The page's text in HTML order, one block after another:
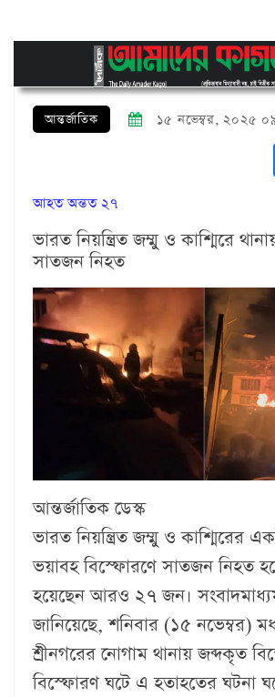
আন্তর্জাতিক ১৫ নভেম্বর, ২০২৫
আহত অন্তত ২৭
ভারত নিয়ন্ত্রিত জম্মু ও কাশ্মিরে
সাতজন নিহত
আন্তর্জাতিক ডেস্ক
ভারত নিয়ন্ত্রিত জম্মু ও কাশ্মিরের
ভয়াবহ বিস্ফোরণে সাতজন নিহত
হয়েছেন আরও ২৭ জন।
জানিয়েছে, শনিবার (১৫ নভেম্বর)
শ্রীনগরের নোগাম থানায় জব্দকৃত
বিস্ফোরণ ঘটে এ হতাহতের ঘটনা